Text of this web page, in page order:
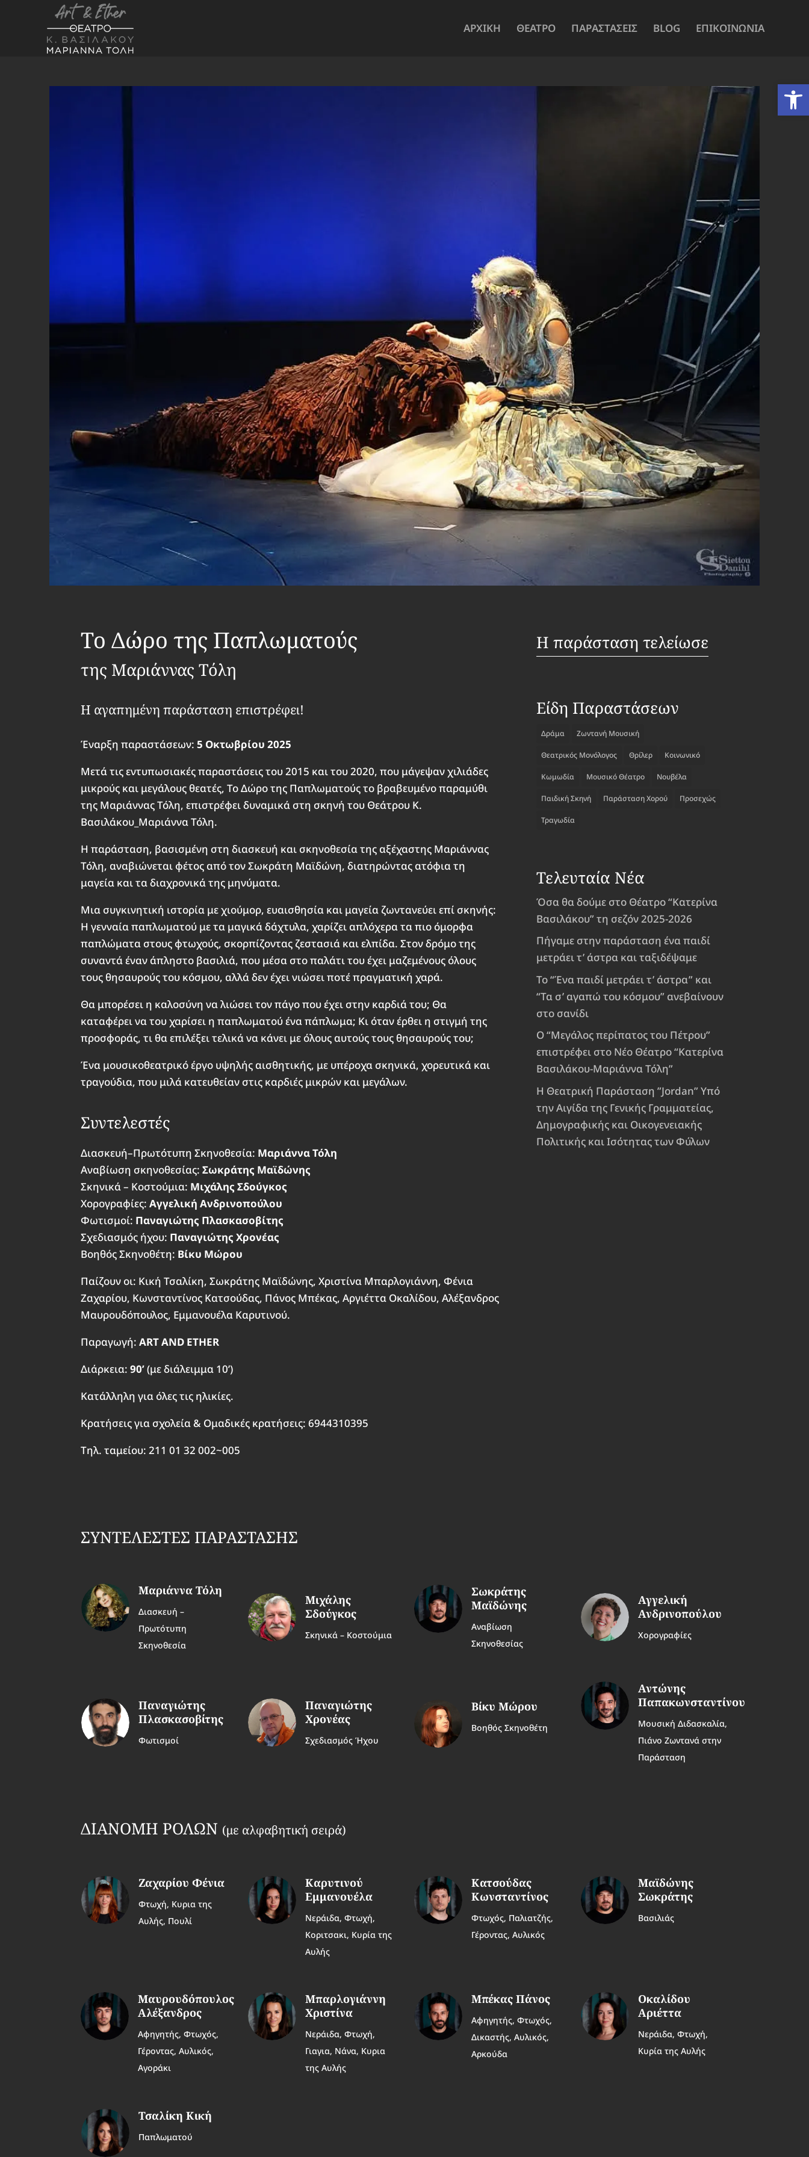
ΑΡΧΙΚΗ ΘΕΑΤΡΟ ΠΑΡΑΣΤΑΣΕΙΣ BLOG ΕΠΙΚΟΙΝΩΝΙΑ
Το Δώρο της Παπλωματούς
της Μαριάννας Τόλη
Η αγαπημένη παράσταση επιστρέφει!
Έναρξη παραστάσεων:5 Οκτωβρίου 2025
Μετά τις εντυπωσιακές παραστάσεις του 2015 και του 2020, που μάγεψαν χιλιάδες
μικρούς και μεγάλους θεατές, Το Δώρο της Παπλωματούς το βραβευμένο παραμύθι
της Μαριάννας Τόλη, επιστρέφει δυναμικά στη σκηνή του Θεάτρου Κ.
Βασιλάκου_Μαριάννα Τόλη.
Η παράσταση, βασισμένη στη διασκευή και σκηνοθεσία της αξέχαστης Μαριάννας
Τόλη, αναβιώνεται φέτος από τον Σωκράτη Μαϊδώνη, διατηρώντας ατόφια τη
μαγεία και τα διαχρονικά της μηνύματα.
Μια συγκινητική ιστορία με χιούμορ, ευαισθησία και μαγεία ζωντανεύει επί σκηνής:
Η γενναία παπλωματού με τα μαγικά δάχτυλα, χαρίζει απλόχερα τα πιο όμορφα
παπλώματα στους φτωχούς, σκορπίζοντας ζεστασιά και ελπίδα. Στον δρόμο της
συναντά έναν άπληστο βασιλιά, που μέσα στο παλάτι του έχει μαζεμένους όλους
τους θησαυρούς του κόσμου, αλλά δεν έχει νιώσει ποτέ πραγματική χαρά.
Θα μπορέσει η καλοσύνη να λιώσει τον πάγο που έχει στην καρδιά του; Θα
καταφέρει να του χαρίσει η παπλωματού ένα πάπλωμα; Κι όταν έρθει η στιγμή της
προσφοράς, τι θα επιλέξει τελικά να κάνει με όλους αυτούς τους θησαυρούς του;
Ένα μουσικοθεατρικό έργο υψηλής αισθητικής, με υπέροχα σκηνικά, χορευτικά και
τραγούδια, που μιλά κατευθείαν στις καρδιές μικρών και μεγάλων.
Συντελεστές
Διασκευή–Πρωτότυπη Σκηνοθεσία: Μαριάννα Τόλη
Αναβίωση σκηνοθεσίας:Σωκράτης Μαϊδώνης
Σκηνικά – Κοστούμια: Μιχάλης Σδούγκος
Χορογραφίες:Αγγελική Ανδρινοπούλου
Φωτισμοί: Παναγιώτης Πλασκασοβίτης
Σχεδιασμός ήχου: Παναγιώτης Χρονέας
Βοηθός Σκηνοθέτη: Βίκυ Μώρου
Παίζουν οι: Κική Τσαλίκη, Σωκράτης Μαϊδώνης, Χριστίνα Μπαρλογιάννη, Φένια
Ζαχαρίου, Κωνσταντίνος Κατσούδας, Πάνος Μπέκας, Αργιέττα Οκαλίδου, Αλέξανδρος
Μαυρουδόπουλος, Εμμανουέλα Καρυτινού.
Παραγωγή:ART AND ETHER
Διάρκεια:90’(με διάλειμμα 10’)
Κατάλληλη για όλες τις ηλικίες.
Κρατήσεις για σχολεία & Ομαδικές κρατήσεις: 6944310395
Τηλ. ταμείου: 211 01 32 002~005
Η παράσταση τελείωσε
Είδη Παραστάσεων
Δράμα Ζωντανή Μουσική
Θεατρικός Μονόλογος Θρίλερ Κοινωνικό
Κωμωδία Μουσικό Θέατρο Νουβέλα
Παιδική Σκηνή Παράσταση Χορού Προσεχώς
Τραγωδία
Τελευταία Νέα
Όσα θα δούμε στο Θέατρο “Κατερίνα
Βασιλάκου” τη σεζόν 2025-2026
Πήγαμε στην παράσταση ένα παιδί
μετράει τ’ άστρα και ταξιδέψαμε
Το “Ένα παιδί μετράει τ’ άστρα” και
“Τα σ’ αγαπώ του κόσμου” ανεβαίνουν
στο σανίδι
Ο “Μεγάλος περίπατος του Πέτρου”
επιστρέφει στο Νέο Θέατρο “Κατερίνα
Βασιλάκου-Μαριάννα Τόλη”
Η Θεατρική Παράσταση ”Jordan” Υπό
την Αιγίδα της Γενικής Γραμματείας,
Δημογραφικής και Οικογενειακής
Πολιτικής και Ισότητας των Φύλων
ΣΥΝΤΕΛΕΣΤΕΣ ΠΑΡΑΣΤΑΣΗΣ
Μαριάννα Τόλη
Διασκευή –
Πρωτότυπη
Σκηνοθεσία
Μιχάλης
Σδούγκος
Σκηνικά – Κοστούμια
Σωκράτης
Μαϊδώνης
Αναβίωση
Σκηνοθεσίας
Αγγελική
Ανδρινοπούλου
Χορογραφίες
Παναγιώτης
Πλασκασοβίτης
Φωτισμοί
Παναγιώτης
Χρονέας
Σχεδιασμός Ήχου
Βίκυ Μώρου
Βοηθός Σκηνοθέτη
Αντώνης
Παπακωνσταντίνου
Μουσική Διδασκαλία,
Πιάνο Ζωντανά στην
Παράσταση
ΔΙΑΝΟΜΗ ΡΟΛΩΝ (με αλφαβητική σειρά)
Ζαχαρίου Φένια
Φτωχή, Κυρια της
Αυλής, Πουλί
Καρυτινού
Εμμανουέλα
Νεράιδα, Φτωχή,
Κοριτσακι, Κυρία της
Αυλής
Κατσούδας
Κωνσταντίνος
Φτωχός, Παλιατζής,
Γέροντας, Αυλικός
Μαϊδώνης
Σωκράτης
Βασιλιάς
Μαυρουδόπουλος
Αλέξανδρος
Αφηγητής, Φτωχός,
Γέροντας, Αυλικός,
Αγοράκι
Μπαρλογιάννη
Χριστίνα
Νεράιδα, Φτωχή,
Γιαγια, Νάνα, Κυρια
της Αυλής
Μπέκας Πάνος
Αφηγητής, Φτωχός,
Δικαστής, Αυλικός,
Αρκούδα
Οκαλίδου
Αριέττα
Νεράιδα, Φτωχή,
Κυρία της Αυλής
Τσαλίκη Κική
Παπλωματού